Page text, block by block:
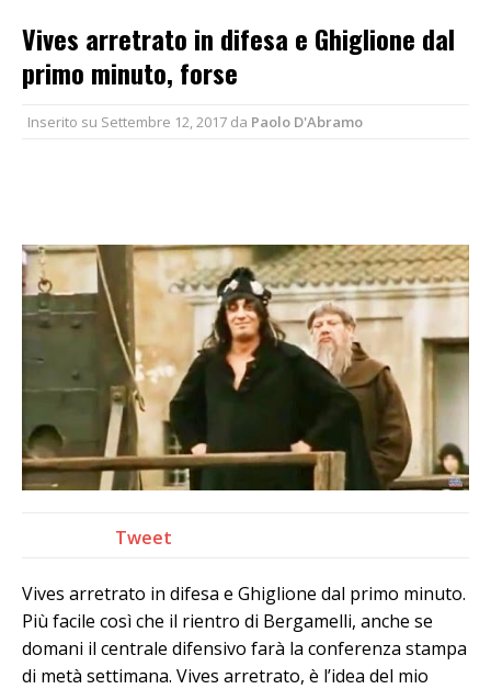
Vives arretrato in difesa e Ghiglione dal
primo minuto, forse
Inserito su Settembre 12, 2017 da Paolo D'Abramo
Tweet
Vives arretrato in difesa e Ghiglione dal primo minuto.
Più facile così che il rientro di Bergamelli, anche se
domani il centrale difensivo farà la conferenza stampa
di metà settimana. Vives arretrato, è l’idea del mio